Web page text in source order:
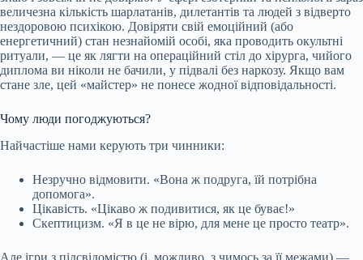
величезна кількість шарлатанів, дилетантів та людей з відверто
нездоровою психікою. Довіряти свій емоційний (або
енергетичний) стан незнайомій особі, яка проводить окультні
ритуали, — це як лягти на операційний стіл до хірурга, чийого
диплома ви ніколи не бачили, у підвалі без наркозу. Якщо вам
стане зле, цей «майстер» не понесе жодної відповідальності.
Чому люди погоджуються?
Найчастіше нами керують три чинники:
Незручно відмовити. «Вона ж подруга, їй потрібна
допомога».
Цікавість. «Цікаво ж подивитися, як це буває!»
Скептицизм. «Я в це не вірю, для мене це просто театр».
Але ігри з підсвідомістю (і, можливо, з чимось за її межами) —